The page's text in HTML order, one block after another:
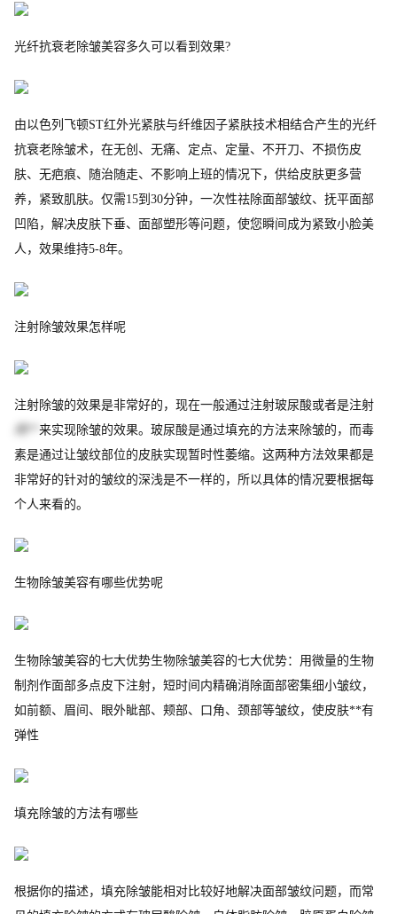
光纤抗衰老除皱美容多久可以看到效果?
由以色列飞顿ST红外光紧肤与纤维因子紧肤技术相结合产生的光纤
抗衰老除皱术，在无创、无痛、定点、定量、不开刀、不损伤皮
肤、无疤痕、随治随走、不影响上班的情况下，供给皮肤更多营
养，紧致肌肤。仅需15到30分钟，一次性祛除面部皱纹、抚平面部
凹陷，解决皮肤下垂、面部塑形等问题，使您瞬间成为紧致小脸美
人，效果维持5-8年。
注射除皱效果怎样呢
注射除皱的效果是非常好的，现在一般通过注射玻尿酸或者是注射
来实现除皱的效果。玻尿酸是通过填充的方法来除皱的，而毒
素是通过让皱纹部位的皮肤实现暂时性萎缩。这两种方法效果都是
非常好的针对的皱纹的深浅是不一样的，所以具体的情况要根据每
个人来看的。
生物除皱美容有哪些优势呢
生物除皱美容的七大优势生物除皱美容的七大优势：用微量的生物
制剂作面部多点皮下注射，短时间内精确消除面部密集细小皱纹，
如前额、眉间、眼外眦部、颊部、口角、颈部等皱纹，使皮肤**有
弹性
填充除皱的方法有哪些
根据你的描述，填充除皱能相对比较好地解决面部皱纹问题，而常